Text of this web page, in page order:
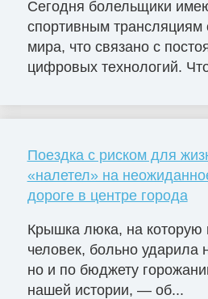
Сегодня болельщики
спортивным трансляциям
мира, что связано с
цифровых технологий.
Поездка с риском для
«налетел» на
дороге в центре города
Крышка люка, на которую
человек, больно ударила
но и по бюджету
нашей истории, — об...